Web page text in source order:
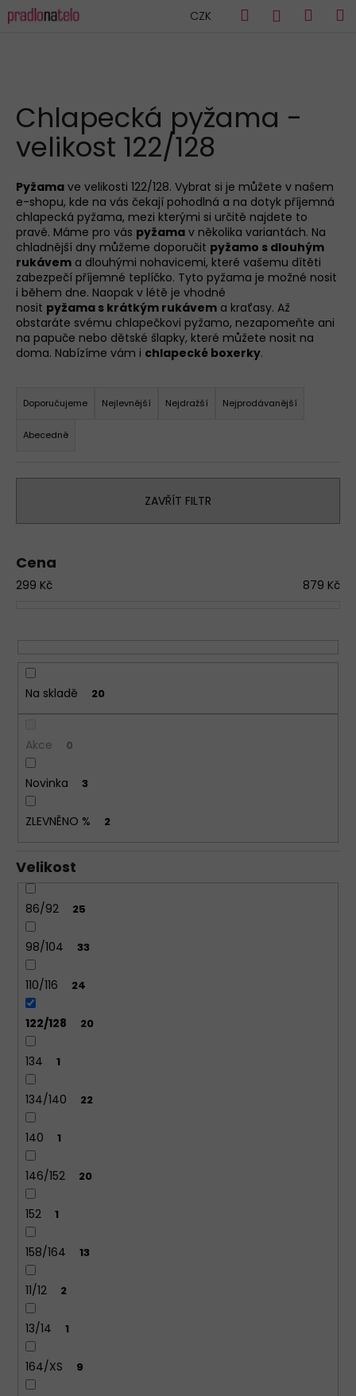
na
CZK Hledat
Chlapecká pyžama -
velikost 122/128
Pyžama ve velikosti 122/128. Vybrat si je můžete v našem
e-shopu, kde na vás čekají pohodlná a na dotyk příjemná
chlapecká pyžama, mezi kterými si určitě najdete to
pravé. Máme pro vás pyžama v několika variantách. Na
chladnější dny můžeme doporučit pyžamo s dlouhým
rukávem a dlouhými nohavicemi, které vašemu dítěti
zabezpečí příjemné teplíčko. Tyto pyžama je možné nosit
i během dne. Naopak v létě je vhodné
nosit pyžama s krátkým rukávem a kraťasy. Až
obstaráte svému chlapečkovi pyžamo, nezapomeňte ani
na papuče nebo dětské šlapky, které můžete nosit na
doma. Nabízíme vám i chlapecké boxerky.
a
r
d
u
Doporučujeme Nejlevnější Nejdražší Nejprodávanější
Abecedně
ZAVŘÍT FILTR
Cena
299 Kč 879 Kč
Na skladě 20
Akce 0
Novinka 3
ZLEVNĚNO % 2
Velikost
86/92 25
98/104 33
110/116 24
122/128 20
134 1
134/140 22
140 1
146/152 20
152 1
158/164 13
11/12 2
13/14 1
164/XS 9
K
o
o
p
o
ř
e
b
u
j
e
t
e
n
t
p
r
u
m
KALHOTKY
LOVELYGIRL
6651
155
Kč